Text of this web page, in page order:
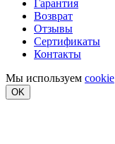
Гарантия
Возврат
Отзывы
Сертификаты
Контакты
Мы используем cookie
OK